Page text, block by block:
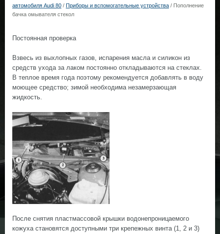
автомобиля Audi 80 / Приборы и вспомогательные устройства / Пополнение
бачка омывателя стекол
Постоянная проверка
Взвесь из выхлопных газов, испарения масла и силикон из
средств ухода за лаком постоянно откладываются на стеклах.
В теплое время года поэтому рекомендуется добавлять в воду
моющее средство; зимой необходима незамерзающая
жидкость.
После снятия пластмассовой крышки водонепроницаемого
кожуха становятся доступными три крепежных винта (1, 2 и 3)